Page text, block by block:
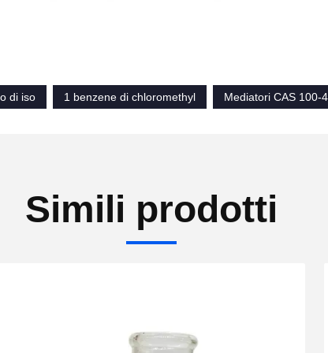
di iso
1 benzene di chloromethyl Mediatori CAS 100-
Simili prodotti